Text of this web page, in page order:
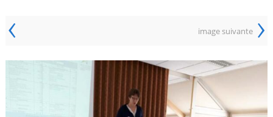
‹ image suivante ›